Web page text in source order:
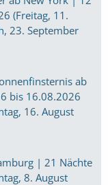
(Freitag, 11.
23. September
ab
bis 16.08.2026
16. August
| 21 Nächte
8. August